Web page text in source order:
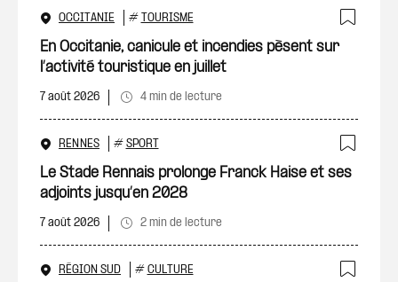
OCCITANIE # TOURISME
En Occitanie, canicule et incendies pèsent sur
l’activité touristique en juillet
7 août 2026 4 min de lecture
RENNES # SPORT
Le Stade Rennais prolonge Franck Haise et ses
adjoints jusqu’en 2028
7 août 2026 2 min de lecture
RÉGION SUD # CULTURE